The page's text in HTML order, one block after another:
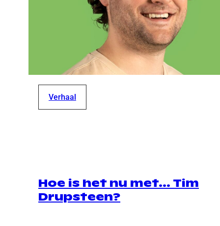
Verhaal
Hoe is het nu met… Tim
Drupsteen?